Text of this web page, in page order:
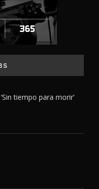
tiempo para morir’